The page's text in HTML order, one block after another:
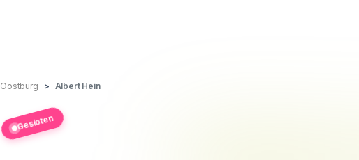
Oostburg Albert Hein
Gesloten